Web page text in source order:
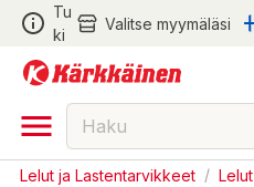
Tu
ki
Valitse myymäläsi
Lelut ja Lastentarvikkeet / Lelut